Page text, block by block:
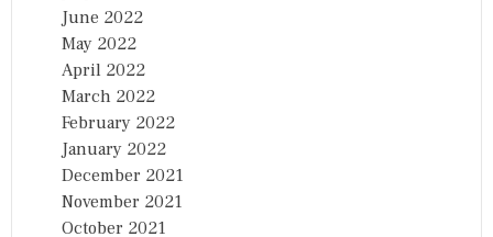
June 2022
May 2022
April 2022
March 2022
February 2022
January 2022
December 2021
November 2021
October 2021